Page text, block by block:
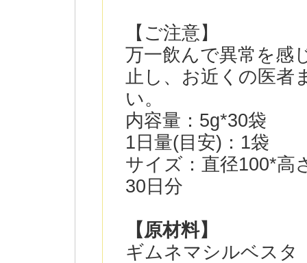
【ご注意】
万一飲んで異常を感
止し、お近くの医者
い。
内容量：5g*30袋
1日量(目安)：1袋
サイズ：直径100*高
30日分
【原材料】
ギムネマシルベスタ